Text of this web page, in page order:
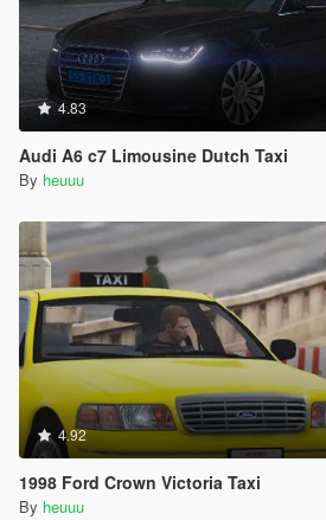
4.83
Audi A6 c7 Limousine Dutch Taxi
By heuuu
4.92
1998 Ford Crown Victoria Taxi
By heuuu